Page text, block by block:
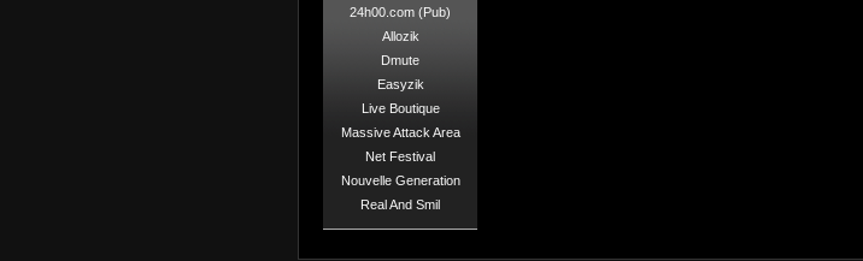
24h00.com (Pub)
Allozik
Dmute
Easyzik
Live Boutique
Massive Attack Area
Net Festival
Nouvelle Generation
Real And Smil